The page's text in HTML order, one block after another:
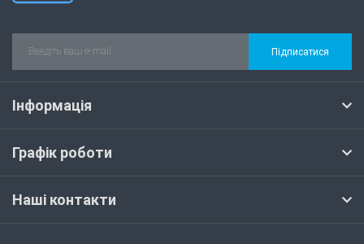
Підписатися
Інформація
Графік роботи
Наші контакти